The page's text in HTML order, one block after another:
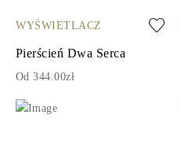
WYŚWIETLACZ
Pierścień Dwa Serca
Od 344.00zł